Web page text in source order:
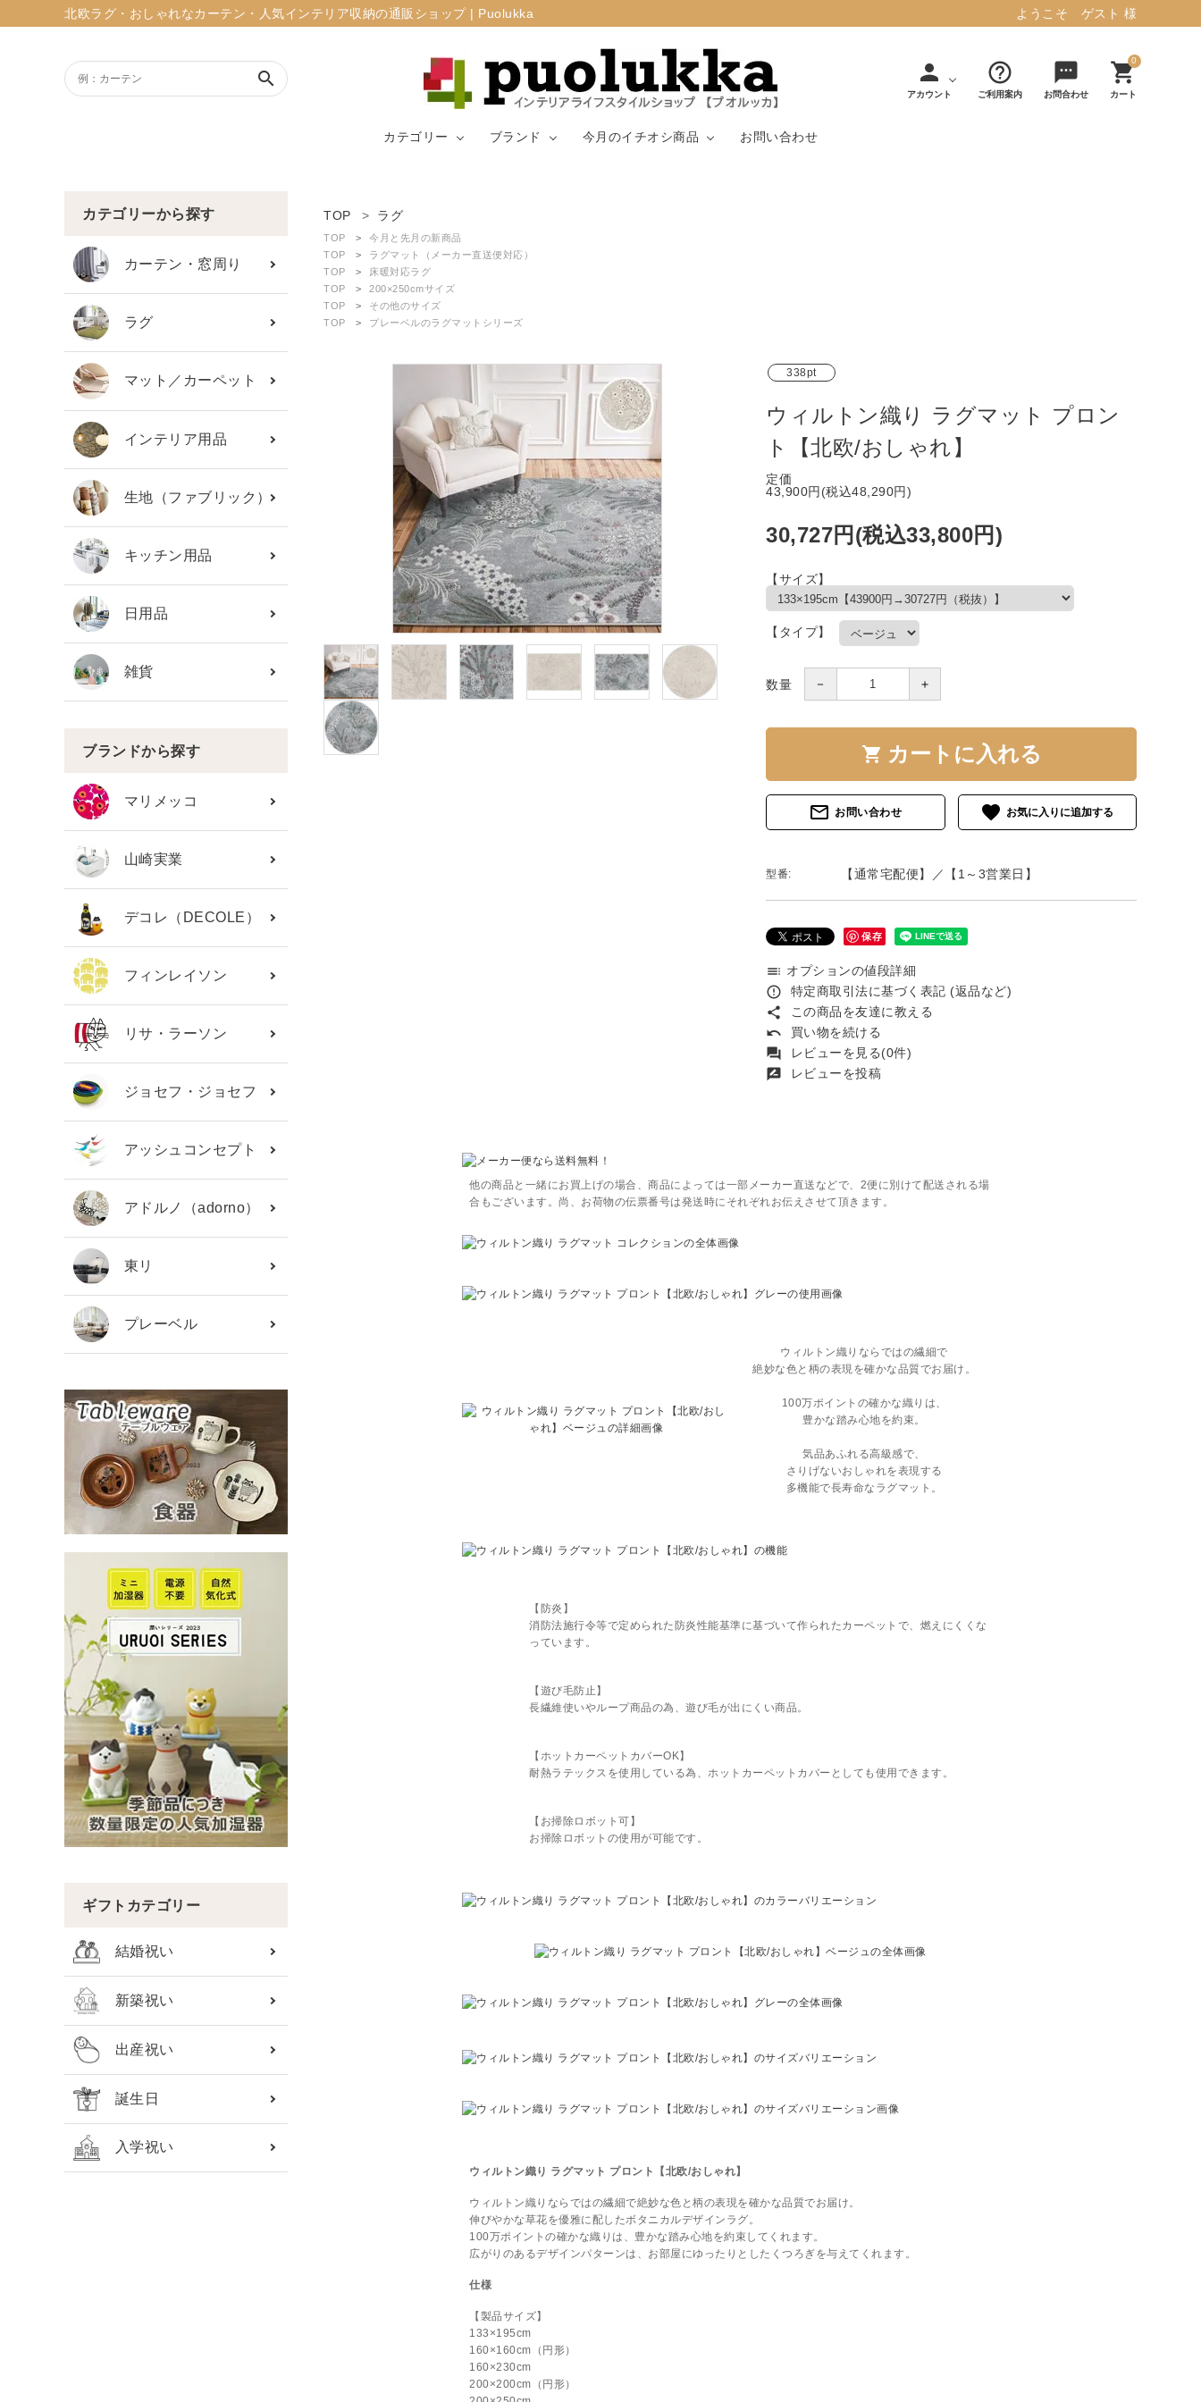
北欧ラグ・おしゃれなカーテン・人気インテリア収納の通販ショップ | Puolukka ようこそ ゲスト 様
search person
アカウント
help_outline
ご利用案内
sms
お問合わせ
0
shopping_cart
カート
カテゴリー
り
生地（ファブリ
ブランド 今月のイチオシ商品 お問い合わせ
ようこそ ゲスト 様
ログイン person 新規会員登録
カテゴリーから探す
ブランド
ガイドライン
カテゴリーから探す
カーテン・窓周り
ラグ
マット／カーペット
インテリア用品
生地（ファブリック）
キッチン用品
日用品
雑貨
ブランドから探す
マリメッコ
山崎実業
デコレ（DECOLE）
フィンレイソン
リサ・ラーソン
ジョセフ・ジョセフ
アッシュコンセプト
アドルノ（adorno）
東リ
プレーベル
ギフトカテゴリー
結婚祝い
新築祝い
出産祝い
誕生日
入学祝い
TOP ラグ
TOP
今月と先月の新商品
TOP
ラグマット（メーカー直送便対応）
TOP
床暖対応ラグ
TOP
200×250cmサイズ
TOP
その他のサイズ
TOP
プレーベルのラグマットシリーズ
338pt
ウィルトン織り ラグマット プロン
ト【北欧/おしゃれ】
定価
43,900円(税込48,290円)
30,727円(税込33,800円)
【サイズ】
【タイプ】
数量 － ＋
shopping_cart カートに入れる
mail_outline お問い合わせ favorite
型番: 【通常宅配便】／【1～3営業日】
保存
toc オプションの値段詳細
error_outline 特定商取引法に基づく表記 (返品など)
share この商品を友達に教える
undo 買い物を続ける
forum レビューを見る(0件)
rate_review レビューを投稿
他の商品と一緒にお買上げの場合、商品によっては一部メーカー直送などで、2便に別けて配送される場
合もございます。尚、お荷物の伝票番号は発送時にそれぞれお伝えさせて頂きます。
ウィルトン織りならではの繊細で
絶妙な色と柄の表現を確かな品質でお届け。
100万ポイントの確かな織りは、
豊かな踏み心地を約束。
気品あふれる高級感で、
さりげないおしゃれを表現する
多機能で長寿命なラグマット。
【防炎】
消防法施行令等で定められた防炎性能基準に基づいて作られたカーペットで、燃えにくくな
っています。
【遊び毛防止】
長繊維使いやループ商品の為、遊び毛が出にくい商品。
【ホットカーペットカバーOK】
耐熱ラテックスを使用している為、ホットカーペットカバーとしても使用できます。
【お掃除ロボット可】
お掃除ロボットの使用が可能です。
ウィルトン織り ラグマット プロント【北欧/おしゃれ】
ウィルトン織りならではの繊細で絶妙な色と柄の表現を確かな品質でお届け。
伸びやかな草花を優雅に配したボタニカルデザインラグ。
100万ポイントの確かな織りは、豊かな踏み心地を約束してくれます。
広がりのあるデザインパターンは、お部屋にゆったりとしたくつろぎを与えてくれます。
仕様
【製品サイズ】
133×195cm
160×160cm（円形）
160×230cm
200×200cm（円形）